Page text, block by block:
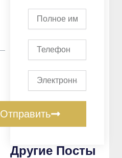
имя
почта
Отправить
Другие Посты